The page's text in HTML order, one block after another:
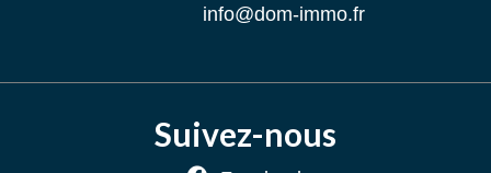
info@dom-immo.fr
Suivez-nous